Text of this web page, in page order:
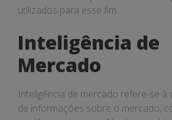
utilizados para esse fim.
Inteligência de
Mercado
Inteligência de mercado refere-se à
de informações sobre o mercado,